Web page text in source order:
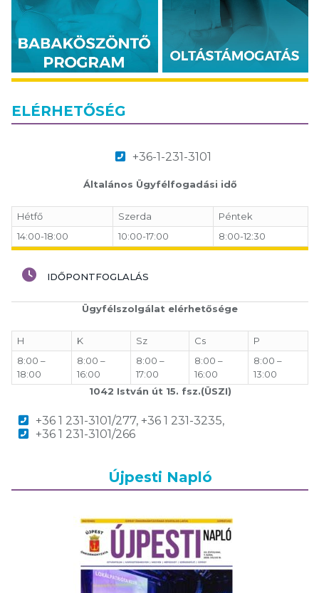
ELÉRHETŐSÉG
+36-1-231-3101
Általános Ügyfélfogadási idő
Hétfő Szerda
Péntek
14:00-18:00
10:00-17:00 8:00-12:30
IDŐPONTFOGLALÁS
Ügyfélszolgálat elérhetősége
H K Sz Cs
P
8:00 –
18:00
8:00 –
16:00
8:00 –
17:00
8:00 –
16:00
8:00 –
13:00
1042 István út 15. fsz.(ÜSZI)
+36 1 231-3101/277, +36 1 231-3235,
+36 1 231-3101/266
Újpesti Napló